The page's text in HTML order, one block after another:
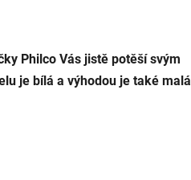
Philco Vás jistě potěší svým
je bílá a výhodou je také malá